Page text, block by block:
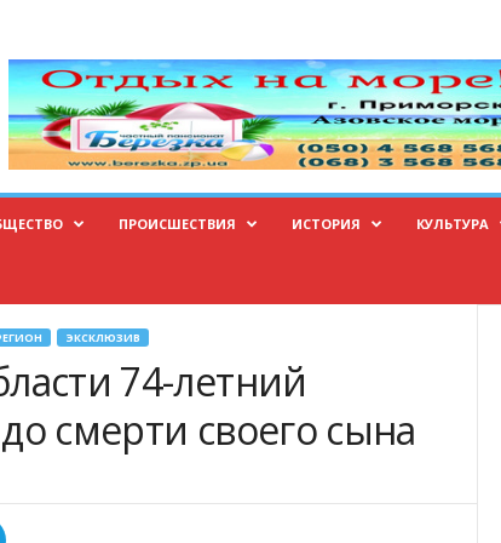
ПРОИСШЕСТВИЯ ИСТОРИЯ КУЛЬТУРА
ЭКСКЛЮЗИВ
74-летний
смерти своего сына